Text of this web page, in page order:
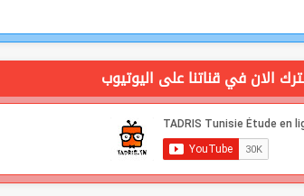
الان في قناتنا على اليوتيوب